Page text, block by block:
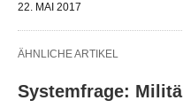
22. MAI 2017
ÄHNLICHE ARTIKEL
Systemfrage: